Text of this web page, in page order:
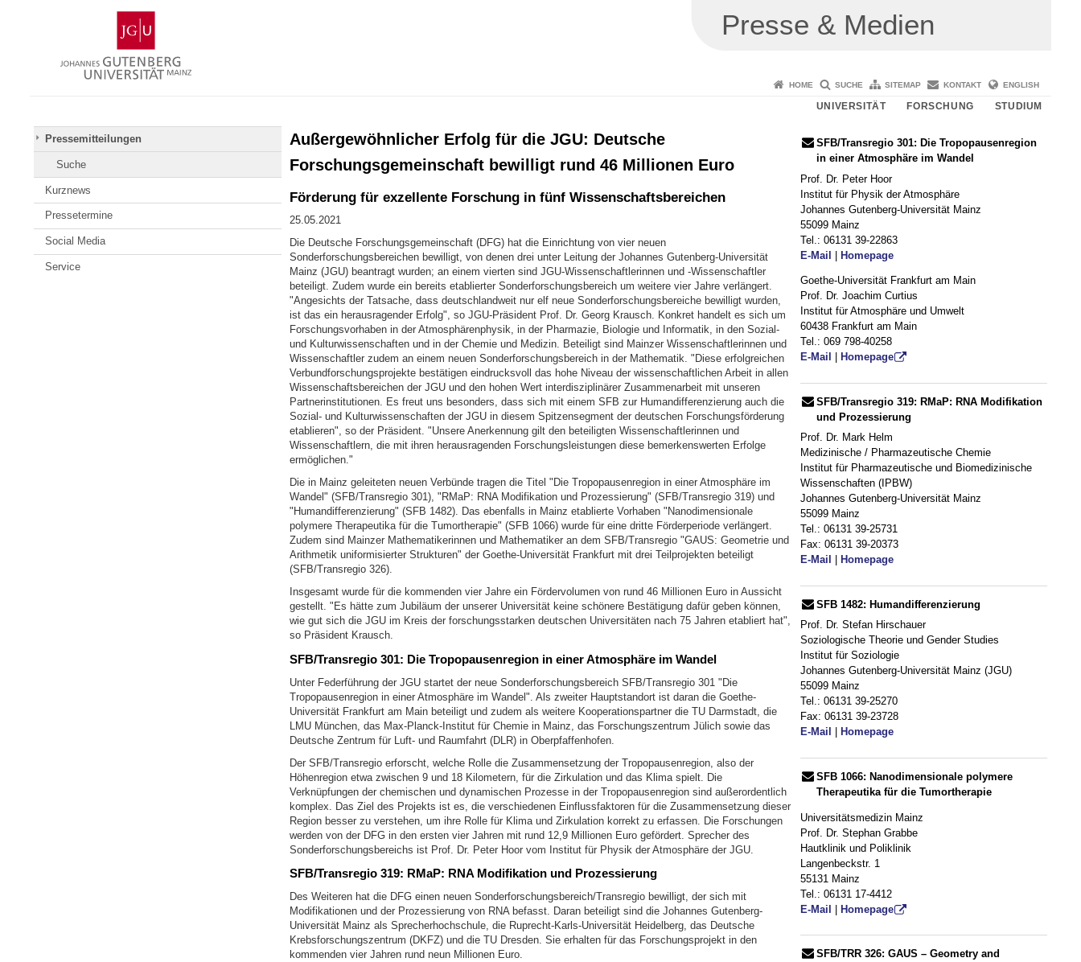
Gutenberg-
Universität
Mainz
Presse & Medien
HOME SUCHE SITEMAP KONTAKT ENGLISH
UNIVERSITÄT FORSCHUNG STUDIUM
Pressemitteilungen
Suche
Kurznews
Pressetermine
Social Media
Service
Außergewöhnlicher Erfolg für die JGU: Deutsche
Forschungsgemeinschaft bewilligt rund 46 Millionen Euro
Förderung für exzellente Forschung in fünf Wissenschaftsbereichen
25.05.2021
Die Deutsche Forschungsgemeinschaft (DFG) hat die Einrichtung von vier neuen
Sonderforschungsbereichen bewilligt, von denen drei unter Leitung der Johannes Gutenberg-Universität
Mainz (JGU) beantragt wurden; an einem vierten sind JGU-Wissenschaftlerinnen und -Wissenschaftler
beteiligt. Zudem wurde ein bereits etablierter Sonderforschungsbereich um weitere vier Jahre verlängert.
"Angesichts der Tatsache, dass deutschlandweit nur elf neue Sonderforschungsbereiche bewilligt wurden,
ist das ein herausragender Erfolg", so JGU-Präsident Prof. Dr. Georg Krausch. Konkret handelt es sich um
Forschungsvorhaben in der Atmosphärenphysik, in der Pharmazie, Biologie und Informatik, in den Sozial-
und Kulturwissenschaften und in der Chemie und Medizin. Beteiligt sind Mainzer Wissenschaftlerinnen und
Wissenschaftler zudem an einem neuen Sonderforschungsbereich in der Mathematik. "Diese erfolgreichen
Verbundforschungsprojekte bestätigen eindrucksvoll das hohe Niveau der wissenschaftlichen Arbeit in allen
Wissenschaftsbereichen der JGU und den hohen Wert interdisziplinärer Zusammenarbeit mit unseren
Partnerinstitutionen. Es freut uns besonders, dass sich mit einem SFB zur Humandifferenzierung auch die
Sozial- und Kulturwissenschaften der JGU in diesem Spitzensegment der deutschen Forschungsförderung
etablieren", so der Präsident. "Unsere Anerkennung gilt den beteiligten Wissenschaftlerinnen und
Wissenschaftlern, die mit ihren herausragenden Forschungsleistungen diese bemerkenswerten Erfolge
ermöglichen."
Die in Mainz geleiteten neuen Verbünde tragen die Titel "Die Tropopausenregion in einer Atmosphäre im
Wandel" (SFB/Transregio 301), "RMaP: RNA Modifikation und Prozessierung" (SFB/Transregio 319) und
"Humandifferenzierung" (SFB 1482). Das ebenfalls in Mainz etablierte Vorhaben "Nanodimensionale
polymere Therapeutika für die Tumortherapie" (SFB 1066) wurde für eine dritte Förderperiode verlängert.
Zudem sind Mainzer Mathematikerinnen und Mathematiker an dem SFB/Transregio "GAUS: Geometrie und
Arithmetik uniformisierter Strukturen" der Goethe-Universität Frankfurt mit drei Teilprojekten beteiligt
(SFB/Transregio 326).
Insgesamt wurde für die kommenden vier Jahre ein Fördervolumen von rund 46 Millionen Euro in Aussicht
gestellt. "Es hätte zum Jubiläum der unserer Universität keine schönere Bestätigung dafür geben können,
wie gut sich die JGU im Kreis der forschungsstarken deutschen Universitäten nach 75 Jahren etabliert hat",
so Präsident Krausch.
SFB/Transregio 301: Die Tropopausenregion in einer Atmosphäre im Wandel
Unter Federführung der JGU startet der neue Sonderforschungsbereich SFB/Transregio 301 "Die
Tropopausenregion in einer Atmosphäre im Wandel". Als zweiter Hauptstandort ist daran die Goethe-
Universität Frankfurt am Main beteiligt und zudem als weitere Kooperationspartner die TU Darmstadt, die
LMU München, das Max-Planck-Institut für Chemie in Mainz, das Forschungszentrum Jülich sowie das
Deutsche Zentrum für Luft- und Raumfahrt (DLR) in Oberpfaffenhofen.
Der SFB/Transregio erforscht, welche Rolle die Zusammensetzung der Tropopausenregion, also der
Höhenregion etwa zwischen 9 und 18 Kilometern, für die Zirkulation und das Klima spielt. Die
Verknüpfungen der chemischen und dynamischen Prozesse in der Tropopausenregion sind außerordentlich
komplex. Das Ziel des Projekts ist es, die verschiedenen Einflussfaktoren für die Zusammensetzung dieser
Region besser zu verstehen, um ihre Rolle für Klima und Zirkulation korrekt zu erfassen. Die Forschungen
werden von der DFG in den ersten vier Jahren mit rund 12,9 Millionen Euro gefördert. Sprecher des
Sonderforschungsbereichs ist Prof. Dr. Peter Hoor vom Institut für Physik der Atmosphäre der JGU.
SFB/Transregio 319: RMaP: RNA Modifikation und Prozessierung
Des Weiteren hat die DFG einen neuen Sonderforschungsbereich/Transregio bewilligt, der sich mit
Modifikationen und der Prozessierung von RNA befasst. Daran beteiligt sind die Johannes Gutenberg-
Universität Mainz als Sprecherhochschule, die Ruprecht-Karls-Universität Heidelberg, das Deutsche
Krebsforschungszentrum (DKFZ) und die TU Dresden. Sie erhalten für das Forschungsprojekt in den
kommenden vier Jahren rund neun Millionen Euro.
SFB/Transregio 301: Die Tropopausenregion
in einer Atmosphäre im Wandel
Prof. Dr. Peter Hoor
Institut für Physik der Atmosphäre
Johannes Gutenberg-Universität Mainz
55099 Mainz
Tel.: 06131 39-22863
E-Mail | Homepage
Goethe-Universität Frankfurt am Main
Prof. Dr. Joachim Curtius
Institut für Atmosphäre und Umwelt
60438 Frankfurt am Main
Tel.: 069 798-40258
E-Mail
Homepage
SFB/Transregio 319: RMaP: RNA Modifikation
und Prozessierung
Prof. Dr. Mark Helm
Medizinische / Pharmazeutische Chemie
Institut für Pharmazeutische und Biomedizinische
Wissenschaften (IPBW)
Johannes Gutenberg-Universität Mainz
55099 Mainz
Tel.: 06131 39-25731
Fax: 06131 39-20373
E-Mail
Homepage
SFB 1482: Humandifferenzierung
Prof. Dr. Stefan Hirschauer
Soziologische Theorie und Gender Studies
Institut für Soziologie
Johannes Gutenberg-Universität Mainz (JGU)
55099 Mainz
Tel.: 06131 39-25270
Fax: 06131 39-23728
E-Mail
Homepage
SFB 1066: Nanodimensionale polymere
Therapeutika für die Tumortherapie
Universitätsmedizin Mainz
Prof. Dr. Stephan Grabbe
Hautklinik und Poliklinik
Langenbeckstr. 1
55131 Mainz
Tel.: 06131 17-4412
E-Mail | Homepage
SFB/TRR 326: GAUS – Geometry and